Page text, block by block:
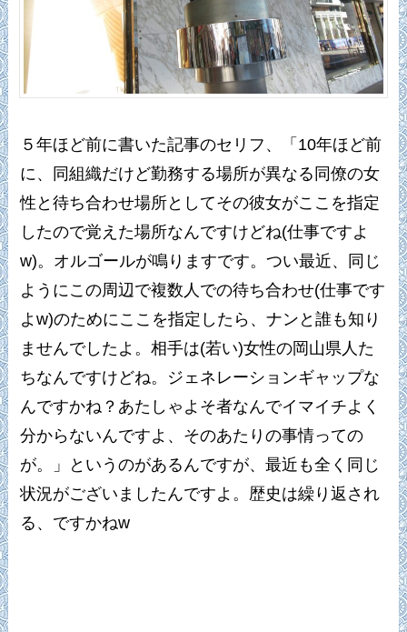
５年ほど前に書いた記事のセリフ、「10年ほど前
に、同組織だけど勤務する場所が異なる同僚の女
性と待ち合わせ場所としてその彼女がここを指定
したので覚えた場所なんですけどね(仕事ですよ
w)。オルゴールが鳴りますです。つい最近、同じ
ようにこの周辺で複数人での待ち合わせ(仕事です
よw)のためにここを指定したら、ナンと誰も知り
ませんでしたよ。相手は(若い)女性の岡山県人た
ちなんですけどね。ジェネレーションギャップな
んですかね？あたしゃよそ者なんでイマイチよく
分からないんですよ、そのあたりの事情っての
が。」というのがあるんですが、最近も全く同じ
状況がございましたんですよ。歴史は繰り返され
る、ですかねw